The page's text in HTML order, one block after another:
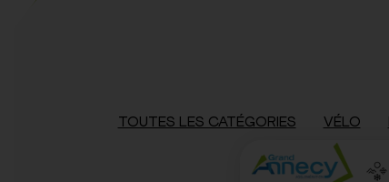
TOUTES LES CATÉGORIES VÉLO